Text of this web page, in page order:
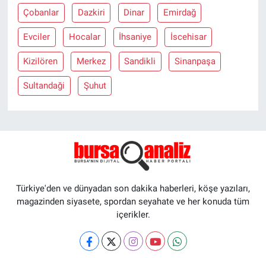
Çobanlar Dazkiri Dinar Emirdağ
Evciler Hocalar İhsaniye İscehisar
Kizilören Merkez Sandikli Sinanpaşa
Sultandaği Şuhut
Türkiye'den ve dünyadan son dakika haberleri, köşe yazıları,
magazinden siyasete, spordan seyahate ve her konuda tüm
içerikler.